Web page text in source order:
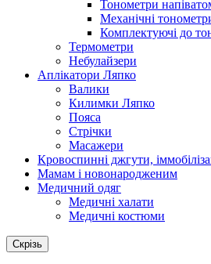
Тонометри
Механічні
Комплектуючі до
Термометри
Небулайзери
Аплікатори Ляпко
Валики
Килимки Ляпко
Пояса
Стрічки
Масажери
Кровоспинні джгути,
Мамам і новонародженим
Медичний одяг
Медичні халати
Медичні костюми
Скрізь